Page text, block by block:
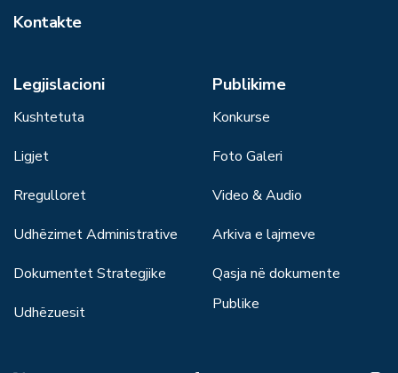
Kontakte
Legjislacioni
Kushtetuta
Ligjet
Rregulloret
Udhëzimet Administrative
Dokumentet Strategjike
Udhëzuesit
Publikime
Konkurse
Foto Galeri
Video & Audio
Arkiva e lajmeve
Qasja në dokumente
Publike